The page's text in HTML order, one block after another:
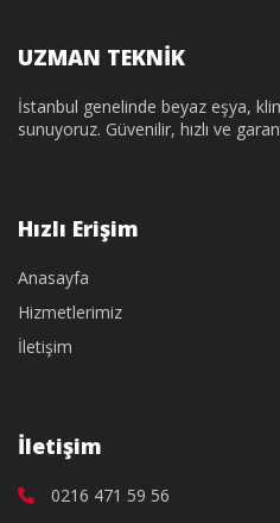
UZMAN TEKNİK
İstanbul genelinde beyaz eşya,
sunuyoruz. Güvenilir, hızlı ve
Hızlı Erişim
Anasayfa
Hizmetlerimiz
İletişim
İletişim
0216 471 59 56